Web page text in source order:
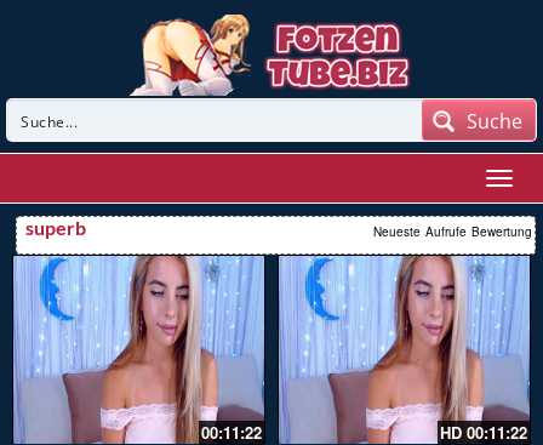
Suche
superb Neueste Aufrufe Bewertung
00:11:22 HD 00:11:22